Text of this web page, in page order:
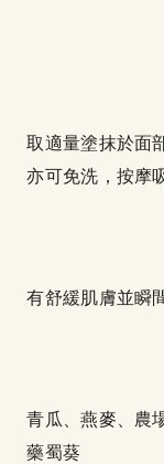
取適量塗抹於面
亦可免洗，按摩
有舒緩肌膚並瞬
青瓜、燕麥、農
藥蜀葵